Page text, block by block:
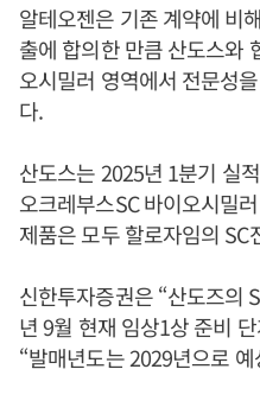
알테오젠은 기존 계약에 비
출에 합의한 만큼 산도스와
오시밀러 영역에서 전문성
다.
산도스는 2025년 1분기 실
오크레부스SC 바이오시밀
제품은 모두 할로자임의
신한투자증권은 “산도즈의
년 9월 현재 임상1상 준비
“발매년도는 2029년으로